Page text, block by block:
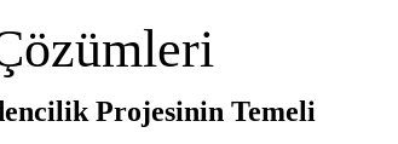
Projesinin Temeli